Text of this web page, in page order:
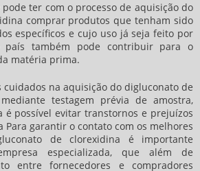
ter com o processo de aquisição do
comprarprodutos que tenham sido
específicos e cujo uso já seja feito por
país também pode contribuir para o
matéria prima.
na aquisição do digluconato de
mediante testagem prévia de amostra,
é possível evitar transtornos e prejuízos
garantir o contato com os melhores
de clorexidina é importante
especializada, que além de
entre fornecedores e compradores